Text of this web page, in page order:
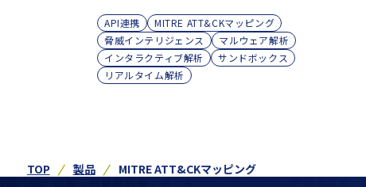
API連携
MITRE ATT&CKマッピング
脅威インテリジェンス
マルウェア解析
インタラクティブ解析
サンドボックス
リアルタイム解析
TOP 製品 MITRE ATT&CKマッピング